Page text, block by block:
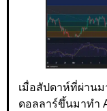
เมื่อสัปดาห์ที่ผ่านม
ดอลลาร์ขึ้นมาทำ